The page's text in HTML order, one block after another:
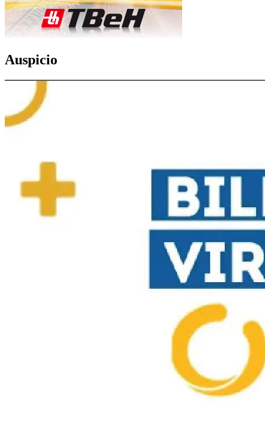
Auspicio